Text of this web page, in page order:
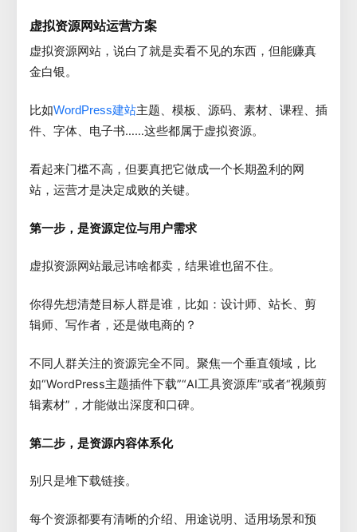
虚拟资源网站运营方案
虚拟资源网站，说白了就是卖看不见的东西，但能赚真
金白银。
比如WordPress建站主题、模板、源码、素材、课程、插
件、字体、电子书……这些都属于虚拟资源。
看起来门槛不高，但要真把它做成一个长期盈利的网
站，运营才是决定成败的关键。
第一步，是资源定位与用户需求
虚拟资源网站最忌讳啥都卖，结果谁也留不住。
你得先想清楚目标人群是谁，比如：设计师、站长、剪
辑师、写作者，还是做电商的？
不同人群关注的资源完全不同。聚焦一个垂直领域，比
如“WordPress主题插件下载”“AI工具资源库”或者“视频剪
辑素材”，才能做出深度和口碑。
第二步，是资源内容体系化
别只是堆下载链接。
每个资源都要有清晰的介绍、用途说明、适用场景和预